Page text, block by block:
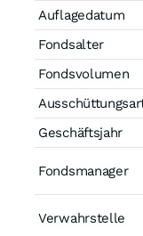
Auflagedatum
Fondsalter
Fondsvolumen
Geschäftsjahr
Fondsmanager
Verwahrstelle